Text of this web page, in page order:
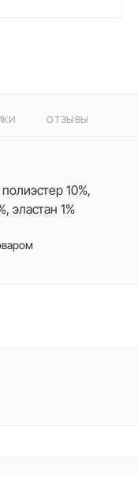
ОТЗЫВЫ
10%,
эластан 1%